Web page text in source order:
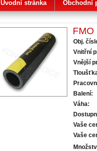
Obchodní
Úvodní stránka
FMO
Obj.
Vnitřní
Vnější
Balení:
Váha:
Vaše
Vaše